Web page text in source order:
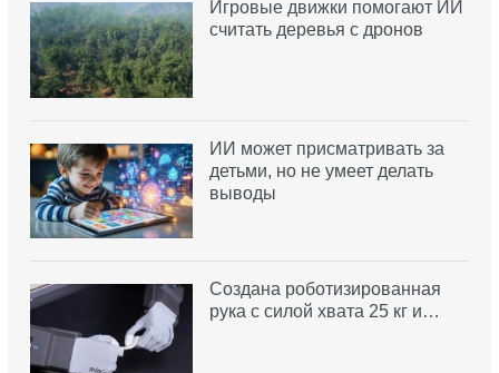
Игровые движки помогают ИИ
считать деревья с дронов
ИИ может присматривать за
детьми, но не умеет делать
выводы
Создана роботизированная
рука с силой хвата 25 кг и…